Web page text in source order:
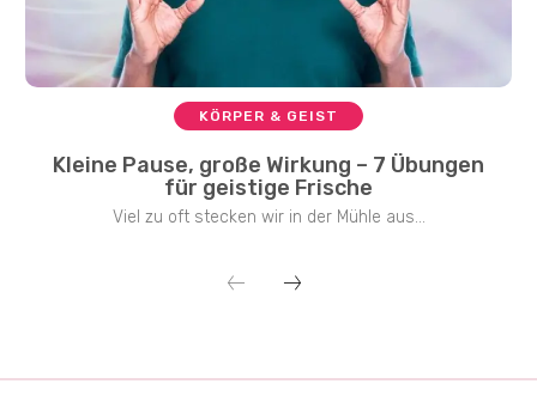
KÖRPER & GEIST
Kleine Pause, große Wirkung – 7 Übungen
für geistige Frische
Viel zu oft stecken wir in der Mühle aus...